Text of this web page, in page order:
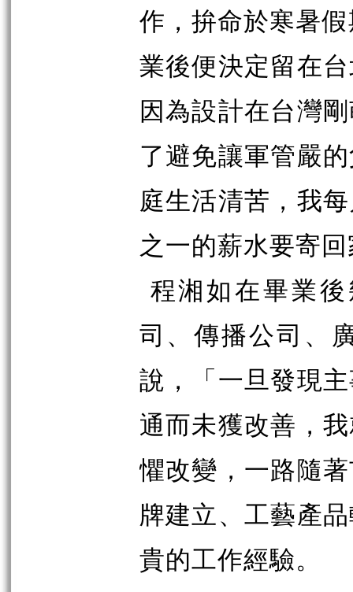
作，拚命於寒暑
業後便決定留在
因為設計在台灣
了避免讓軍管嚴
庭生活清苦，我
之一的薪水要寄
程湘如在畢業
司、傳播公司、
說，「一旦發現
通而未獲改善，
懼改變，一路隨
牌建立、工藝產
貴的工作經驗。